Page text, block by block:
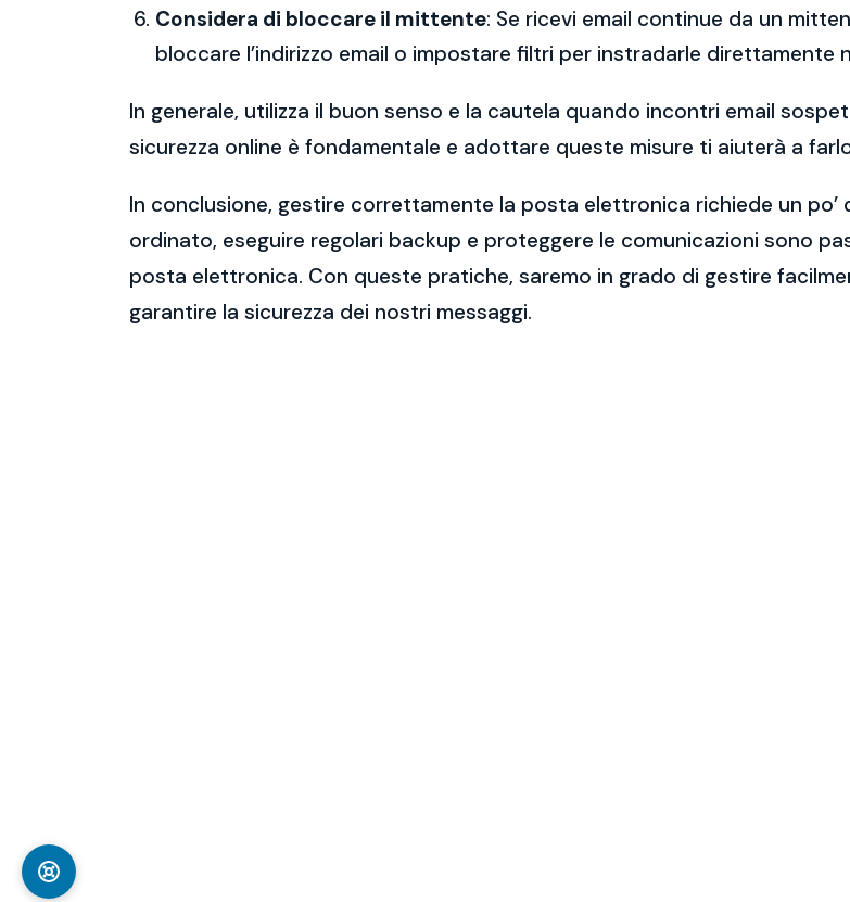
Considera di bloccare il mittente: Se ricevi email continue da un
bloccare l’indirizzo email o impostare filtri per instradarle direttamente
In generale, utilizza il buon senso e la cautela quando incontri email
sicurezza online è fondamentale e adottare queste misure ti aiuterà a
In conclusione, gestire correttamente la posta elettronica richiede un po’
ordinato, eseguire regolari backup e proteggere le comunicazioni sono
posta elettronica. Con queste pratiche, saremo in grado di gestire
garantire la sicurezza dei nostri messaggi.